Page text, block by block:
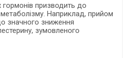
призводить до
метаболізму. Наприклад, прийом
значного зниження
зумовленого